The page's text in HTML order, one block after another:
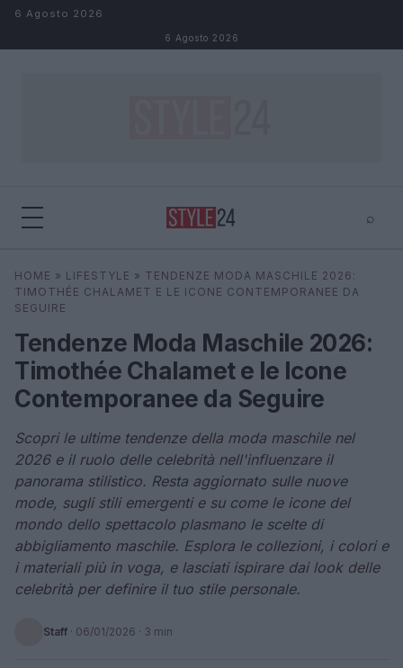
Salta al contenuto
6 Agosto 2026
6 Agosto 2026
⌕
Cerca ⌕
HOME » LIFESTYLE » TENDENZE MODA MASCHILE 2026:
TIMOTHÉE CHALAMET E LE ICONE CONTEMPORANEE DA
SEGUIRE
Tendenze Moda Maschile 2026:
Timothée Chalamet e le Icone
Contemporanee da Seguire
Scopri le ultime tendenze della moda maschile nel
2026 e il ruolo delle celebrità nell'influenzare il
panorama stilistico. Resta aggiornato sulle nuove
mode, sugli stili emergenti e su come le icone del
mondo dello spettacolo plasmano le scelte di
abbigliamento maschile. Esplora le collezioni, i colori e
i materiali più in voga, e lasciati ispirare dai look delle
celebrità per definire il tuo stile personale.
Staff · 06/01/2026 · 3 min